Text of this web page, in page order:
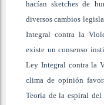
hacían sketches de
diversos cambios
Integral contra la
existe un consenso
Ley Integral contra la
clima de opinión
Teoría de la espiral